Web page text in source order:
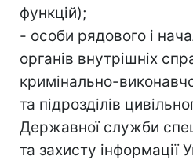
функцій);
- особи рядового і
органів внутрішніх
кримінально-
та підрозділів
Державної служби
та захисту інформації